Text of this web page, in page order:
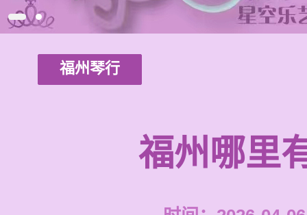
福州琴行
福州哪里